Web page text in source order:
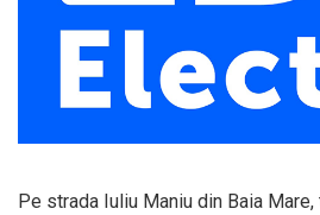
Pe strada Iuliu Maniu din Baia